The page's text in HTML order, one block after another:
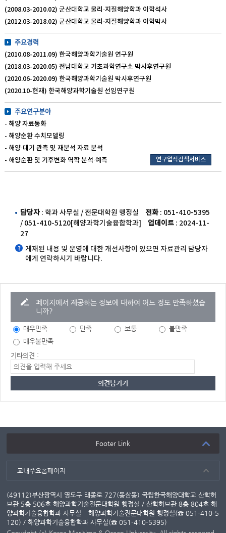
(2008.03-2010.02) 군산대학교 물리·지질해양학과 이학석사
(2012.03-2018.02) 군산대학교 물리·지질해양학과 이학박사
주요경력
(2010.08-2011.09) 한국해양과학기술원 연구원
(2018.03-2020.05) 전남대학교 기초과학연구소 박사후연구원
(2020.06-2020.09) 한국해양과학기술원 박사후연구원
(2020.10-현재) 한국해양과학기술원 선임연구원
주요연구분야
- 해양 자료동화
- 해양순환 수치모델링
- 해양·대기 관측 및 재분석 자료 분석
- 해양순환 및 기후변화 역학 분석·예측
연구업적검색서비스
담당자 : 학과 사무실 / 전문대학원 행정실 전화 : 051-410-5395
/ 051-410-5120[해양과학기술융합학과]
업데이트 : 2024-11-
27
게재된 내용 및 운영에 대한 개선사항이 있으면 자료관리 담당자
에게 연락하시기 바랍니다.
페이지에서 제공하는 정보에 대하여 어느 정도 만족하셨습
니까?
매우만족 만족 보통
불만족
매우불만족
기타의견 :
Footer Link
교내주요홈페이지
(49112)부산광역시 영도구 태종로 727(동삼동) 국립한국해양대학교 산학허
브관 5층 506호 해양과학기술전문대학원 행정실 / 산학허브관 8층 804호 해
양과학기술융합학과 사무실
해양과학기술전문대학원 행정실(☎ 051-410-5
120) / 해양과학기술융합학과 사무실(☎ 051-410-5395)